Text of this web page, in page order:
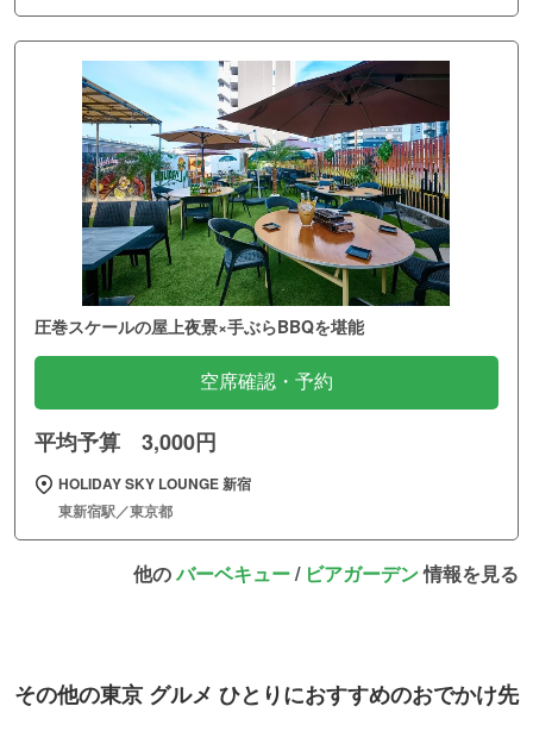
圧巻スケールの屋上夜景×手ぶらBBQを堪能
空席確認・予約
平均予算 3,000円
HOLIDAY SKY LOUNGE 新宿
東新宿駅／東京都
他のバーベキュー/ ビアガーデン情報を見る
その他の東京 グルメ ひとりにおすすめのおでかけ先